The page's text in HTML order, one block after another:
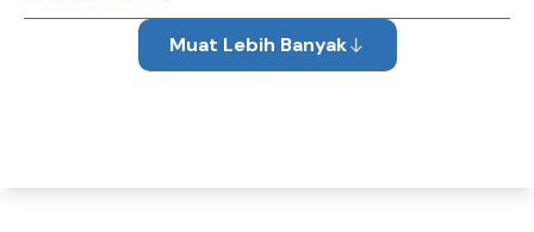
Muat Lebih Banyak